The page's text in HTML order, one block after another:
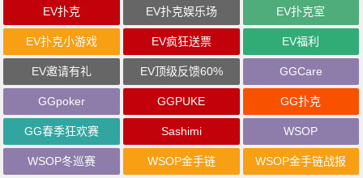
EV扑克 EV扑克娱乐场 EV扑克室
EV扑克小游戏 EV疯狂送票 EV福利
EV邀请有礼 EV顶级反馈60% GGCare
GGpoker GGPUKE GG扑克
GG春季狂欢赛 Sashimi WSOP
WSOP冬巡赛 WSOP金手链 WSOP金手链战报